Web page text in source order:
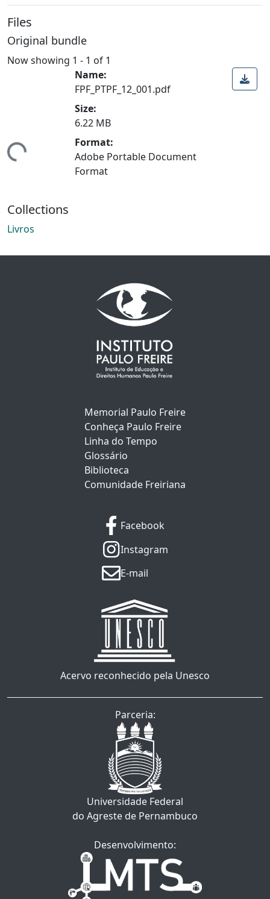
Files
Original bundle
Now showing 1 - 1 of 1
Name:
FPF_PTPF_12_001.pdf
Size:
6.22 MB
Format:
Adobe Portable Document
Format
Collections
Livros
Memorial Paulo Freire
Conheça Paulo Freire
Linha do Tempo
Glossário
Biblioteca
Comunidade Freiriana
Facebook
Instagram
E-mail
Acervo reconhecido pela Unesco
Parceria:
Universidade Federal
do Agreste de Pernambuco
Desenvolvimento: